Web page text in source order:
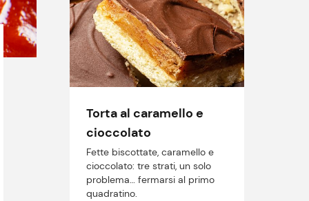
Torta al caramello e
cioccolato
Fette biscottate, caramello e
cioccolato: tre strati, un solo
problema… fermarsi al primo
quadratino.